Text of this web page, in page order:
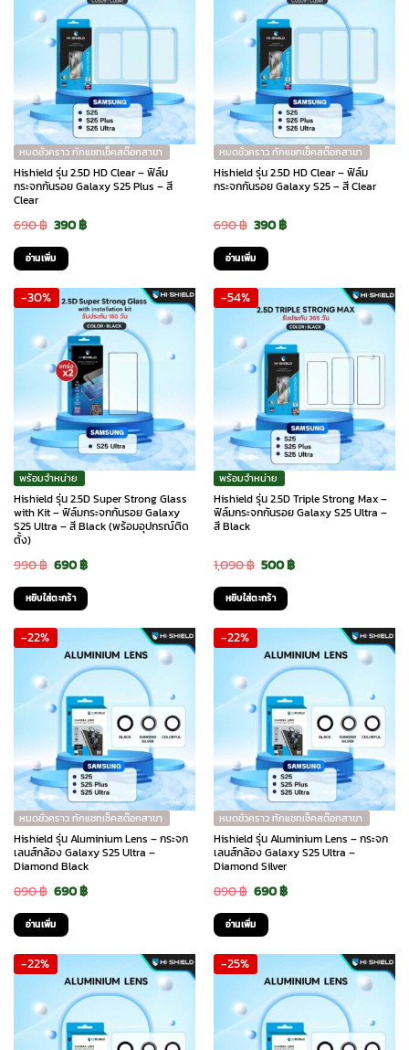
หมดชั่วคราว ทักแชทเช็คสต๊อกสาขา
Hishield รุ่น 2.5D HD Clear – ฟิล์ม
กระจกกันรอย Galaxy S25 Plus – สี
Clear
690฿ Original
price
was:
690 ฿.
390฿Current
390 ฿.
อ่านเพิ่ม
หมดชั่วคราว ทักแชทเช็คสต๊อกสาขา
Hishield รุ่น 2.5D HD Clear – ฟิล์ม
กระจกกันรอย Galaxy S25 – สี Clear
690฿ Original
price
was:
690 ฿.
390฿Current
390 ฿.
อ่านเพิ่ม
-30%
พร้อมจำหน่าย
Hishield รุ่น 2.5D Super Strong Glass
with Kit – ฟิล์มกระจกกันรอย Galaxy
S25 Ultra – สี Black (พร้อมอุปกรณ์ติด
ตั้ง)
990฿ Original
price
was:
990 ฿.
690฿Current
price
หยิบใส่ตะกร้า
-54%
พร้อมจำหน่าย
Hishield รุ่น 2.5D Triple Strong Max –
ฟิล์มกระจกกันรอย Galaxy S25 Ultra –
สี Black
1,090฿ Original
price
was:
500฿Current
หยิบใส่ตะกร้า
-22%
หมดชั่วคราว ทักแชทเช็คสต๊อกสาขา
Hishield รุ่น Aluminium Lens – กระจก
เลนส์กล้อง Galaxy S25 Ultra –
Diamond Black
890฿ Original
price
was:
890 ฿.
690฿Current
อ่านเพิ่ม
-22%
หมดชั่วคราว ทักแชทเช็คสต๊อกสาขา
Hishield รุ่น Aluminium Lens – กระจก
เลนส์กล้อง Galaxy S25 Ultra –
Diamond Silver
890฿ Original
price
was:
890 ฿.
690฿Current
อ่านเพิ่ม
-22% -25%